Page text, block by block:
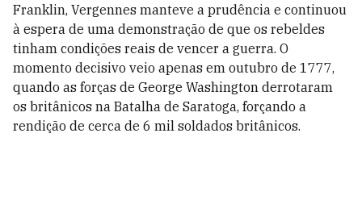
Franklin, Vergennes manteve a prudência e continuou
à espera de uma demonstração de que os rebeldes
tinham condições reais de vencer a guerra. O
momento decisivo veio apenas em outubro de 1777,
quando as forças de George Washington derrotaram
os britânicos na Batalha de Saratoga, forçando a
rendição de cerca de 6 mil soldados britânicos.